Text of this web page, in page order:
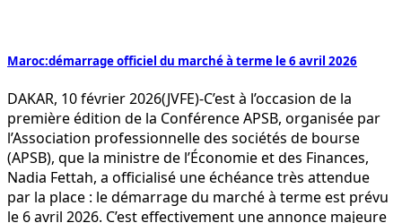
Maroc:démarrage officiel du marché à terme le 6 avril 2026
DAKAR, 10 février 2026(JVFE)-C’est à l’occasion de la
première édition de la Conférence APSB, organisée par
l’Association professionnelle des sociétés de bourse
(APSB), que la ministre de l’Économie et des Finances,
Nadia Fettah, a officialisé une échéance très attendue
par la place : le démarrage du marché à terme est prévu
le 6 avril 2026. C’est effectivement une annonce majeure